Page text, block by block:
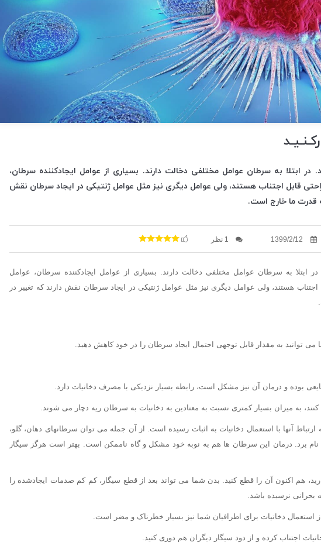
در ابتلا به سرطان عوامل مختلفی دخالت دارند. بسیاری از عوامل ایجادکننده سرطان،
قابل اجتناب هستند، ولی عوامل دیگری نیز مثل عوامل ژنتیکی در ایجاد سرطان نقش
قدرت ما خارج است.
1399/2/12 1 نظر
ابتلا به سرطان عوامل مختلفی دخالت دارند. بسیاری از عوامل ایجادکننده سرطان، عوامل
هستند، ولی عوامل دیگری نیز مثل عوامل ژنتیکی در ایجاد سرطان نقش دارند که تغییر در
می توانید به مقدار قابل توجهی احتمال ایجاد سرطان را در خود کاهش دهید.
بوده و درمان آن نیز مشکل است، رابطه بسیار نزدیکی با مصرف دخانیات دارد.
به میزان بسیار کمتری نسبت به معتادین به دخانیات به سرطان ریه دچار می شوند.
آنها با استعمال دخانیات به اثبات رسیده است. از آن جمله می توان سرطانهای دهان، گلو،
نام برد. درمان این سرطان ها هم به نوبه خود مشکل و گاه ناممکن است. بهتر است هرگز سیگار
هم اکنون آن را قطع کنید. بدن شما می تواند بعد از قطع سیگار، کم کم صدمات ایجادشده را
بحرانی نرسیده باشد.
استعمال دخانیات برای اطرافیان شما نیز بسیار خطرناک و مضر است.
اجتناب کرده و از دود سیگار دیگران هم دوری کنید.